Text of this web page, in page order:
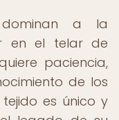
dominan a la
en el telar de
paciencia,
de los
es único y